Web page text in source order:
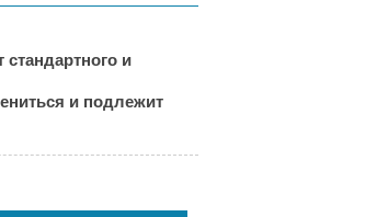
и
и подлежит